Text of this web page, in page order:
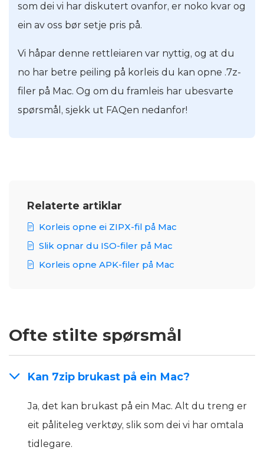
som dei vi har diskutert ovanfor, er noko kvar og
ein av oss bør setje pris på.
Vi håpar denne rettleiaren var nyttig, og at du
no har betre peiling på korleis du kan opne .7z-
filer på Mac. Og om du framleis har ubesvarte
spørsmål, sjekk ut FAQen nedanfor!
Relaterte artiklar
Korleis opne ei ZIPX-fil på Mac
Slik opnar du ISO-filer på Mac
Korleis opne APK-filer på Mac
Ofte stilte spørsmål
Kan 7zip brukast på ein Mac?
Ja, det kan brukast på ein Mac. Alt du treng er
eit påliteleg verktøy, slik som dei vi har omtala
tidlegare.